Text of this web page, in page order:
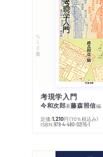
ちくま文庫
考現学入門
今和次郎著藤森照信編
定価:1,210円 （10％税込み）
ISBN:978-4-480-02115-1